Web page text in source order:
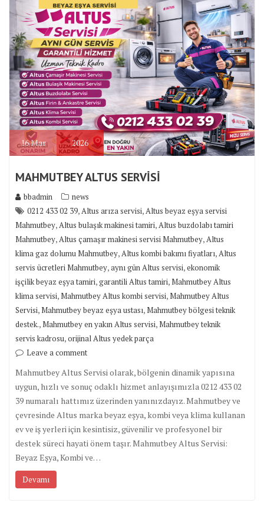
16Mar 2026
MAHMUTBEY ALTUS SERVİSİ
bbadmin
news
0212 433 02 39,Altus arıza servisi,Altus beyaz eşya servisi
Mahmutbey,Altus bulaşık makinesi tamiri,Altus buzdolabı tamiri
Mahmutbey,Altus çamaşır makinesi servisi Mahmutbey,Altus
klima gaz dolumu Mahmutbey,Altus kombi bakımı fiyatları,Altus
servis ücretleri Mahmutbey,aynı gün Altus servisi,ekonomik
işçilik beyaz eşya tamiri,garantili Altus tamiri,Mahmutbey Altus
klima servisi,Mahmutbey Altus kombi servisi,Mahmutbey Altus
Servisi,Mahmutbey beyaz eşya ustası,Mahmutbey bölgesi teknik
destek.,Mahmutbey en yakın Altus servisi,Mahmutbey teknik
servis kadrosu,orijinal Altus yedek parça
Leave a comment
Mahmutbey Altus Servisi olarak, bölgenin dinamik yapısına
uygun, hızlı ve sonuç odaklı hizmet anlayışımızla 0212 433 02
39 numaralı hattımız üzerinden yanınızdayız. Mahmutbey ve
çevresinde Altus marka beyaz eşya, kombi veya klima kullanan
ev ve iş yerleri için kesintisiz, güvenilir ve profesyonel bir
destek süreci hayati önem taşır. Mahmutbey Altus Servisi:
Beyaz Eşya, Kombi ve…
Devamı